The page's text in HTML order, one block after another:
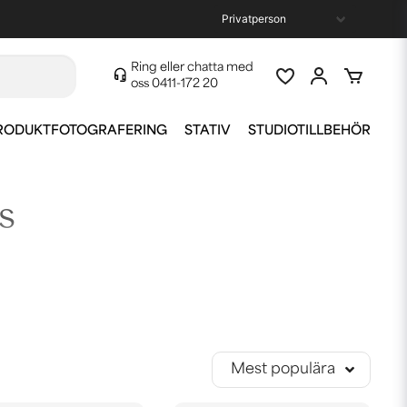
Ring eller chatta med
oss 0411-172 20
STATIV STUDIOTILLBEHÖR
Mest populära